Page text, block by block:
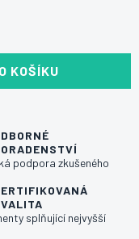
KOŠÍKU
podpora zkušeného
splňující nejvyšší